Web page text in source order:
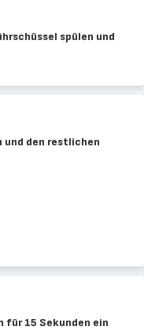
spülen und
und den restlichen
für 15 Sekunden ein